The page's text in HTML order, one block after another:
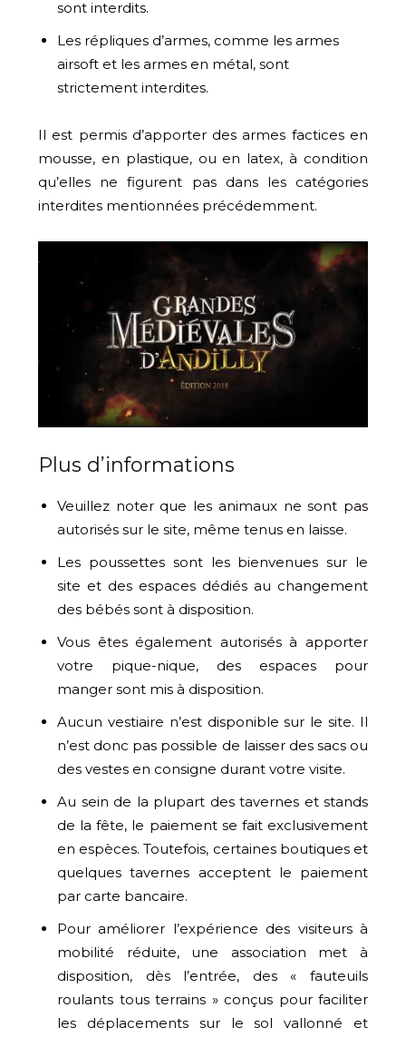
sont interdits.
Les répliques d’armes, comme les armes
airsoft et les armes en métal, sont
strictement interdites.
Il est permis d’apporter des armes factices en
mousse, en plastique, ou en latex, à condition
qu’elles ne figurent pas dans les catégories
interdites mentionnées précédemment.
Plus d’informations
Veuillez noter que les animaux ne sont pas
autorisés sur le site, même tenus en laisse.
Les poussettes sont les bienvenues sur le
site et des espaces dédiés au changement
des bébés sont à disposition.
Vous êtes également autorisés à apporter
votre pique-nique, des espaces pour
manger sont mis à disposition.
Aucun vestiaire n’est disponible sur le site. Il
n’est donc pas possible de laisser des sacs ou
des vestes en consigne durant votre visite.
Au sein de la plupart des tavernes et stands
de la fête, le paiement se fait exclusivement
en espèces. Toutefois, certaines boutiques et
quelques tavernes acceptent le paiement
par carte bancaire.
Pour améliorer l’expérience des visiteurs à
mobilité réduite, une association met à
disposition, dès l’entrée, des « fauteuils
roulants tous terrains » conçus pour faciliter
les déplacements sur le sol vallonné et